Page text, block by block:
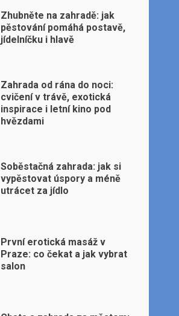
Zhubněte na zahradě: jak
pěstování pomáhá postavě,
jídelníčku i hlavě
Zahrada od rána do noci:
cvičení v trávě, exotická
inspirace i letní kino pod
hvězdami
Soběstačná zahrada: jak si
vypěstovat úspory a méně
utrácet za jídlo
První erotická masáž v
Praze: co čekat a jak vybrat
salon